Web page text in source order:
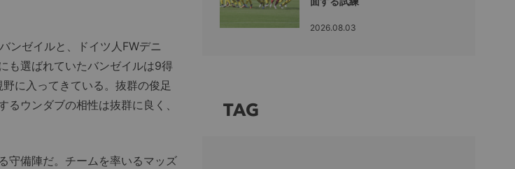
ンゼイルと、ドイツ人FWデニ
も選ばれていたバンゼイルは9得
に入ってきている。抜群の俊足
ウンダブの相性は抜群に良く、
守備陣だ。チームを率いるマッズ
2026.08.03
TAG